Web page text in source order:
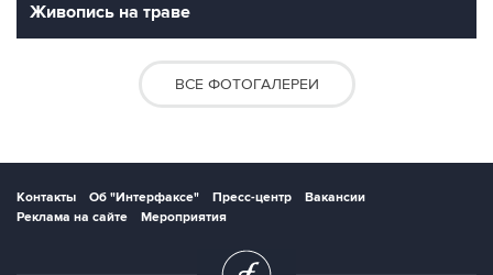
Живопись на траве
ВСЕ ФОТОГАЛЕРЕИ
Контакты Об "Интерфаксе" Пресс-центр
Вакансии
Реклама на сайте
Мероприятия